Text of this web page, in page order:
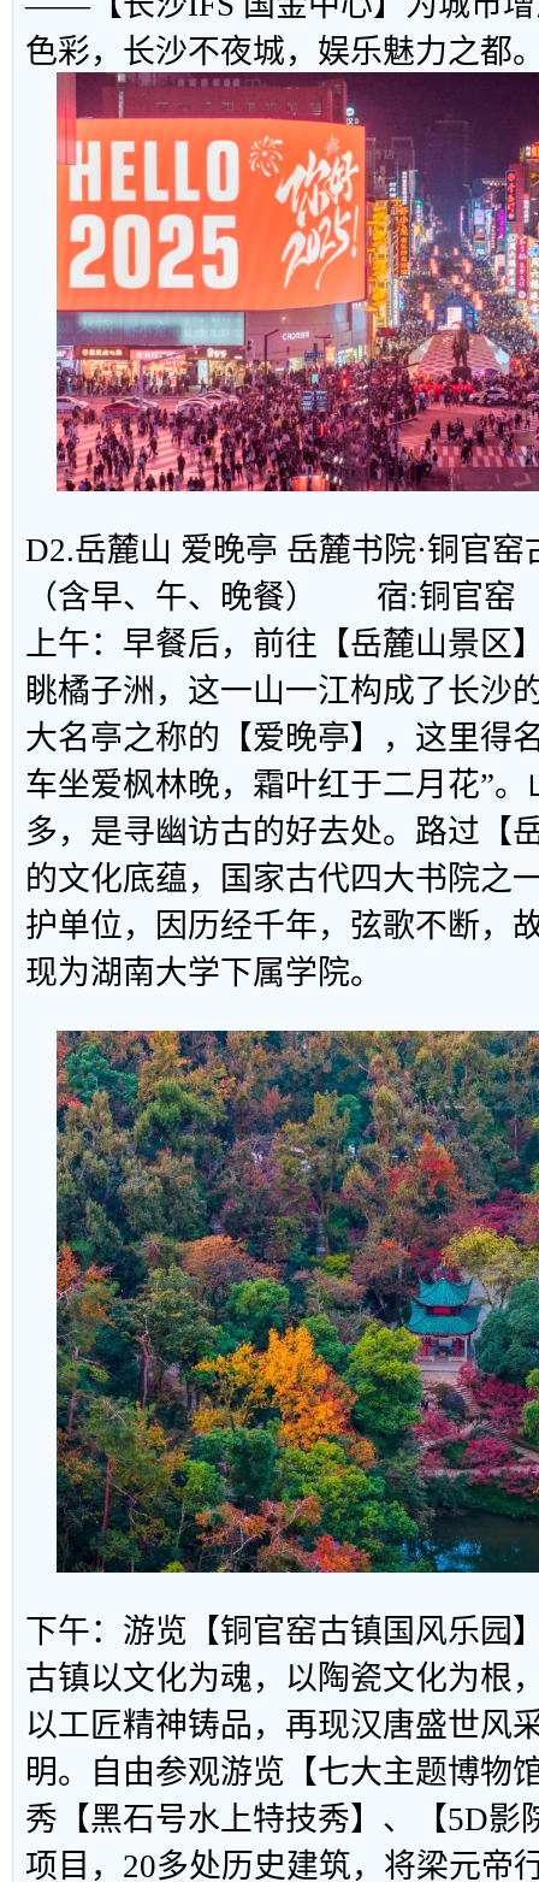
色彩，长沙不夜城，娱乐魅力之都
D2.岳麓山 爱晚亭 岳麓书院·铜
（含早、午、晚餐） 宿:铜官窑
上午：早餐后，前往【岳麓山景区
眺橘子洲，这一山一江构成了长沙
大名亭之称的【爱晚亭】，这里得
车坐爱枫林晚，霜叶红于二月花”
多，是寻幽访古的好去处。路过【
的文化底蕴，国家古代四大书院之
护单位，因历经千年，弦歌不断，
现为湖南大学下属学院。
下午：游览【铜官窑古镇国风乐园
古镇以文化为魂，以陶瓷文化为根
以工匠精神铸品，再现汉唐盛世风
明。自由参观游览【七大主题博物
秀【黑石号水上特技秀】、【5D影
项目，20多处历史建筑，将梁元帝